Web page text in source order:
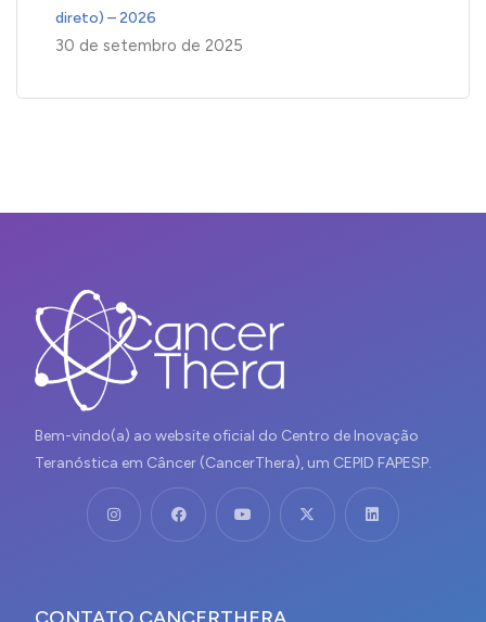
direto) – 2026
30 de setembro de 2025
Bem-vindo(a) ao website oficial do Centro de Inovação
Teranóstica em Câncer (CancerThera), um CEPID FAPESP.